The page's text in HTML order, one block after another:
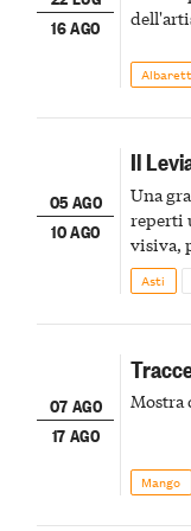
16 AGO
05 AGO
10 AGO
Il
Una
reperti
visiva,
della
Asti
07 AGO
17 AGO
Mostra
Mango